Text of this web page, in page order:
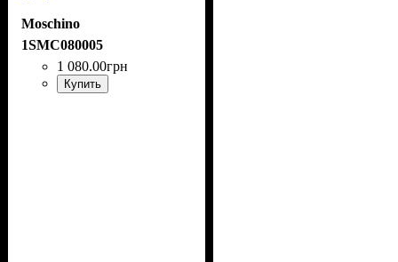
Moschino
1SMC080005
1 080.00грн
Купить